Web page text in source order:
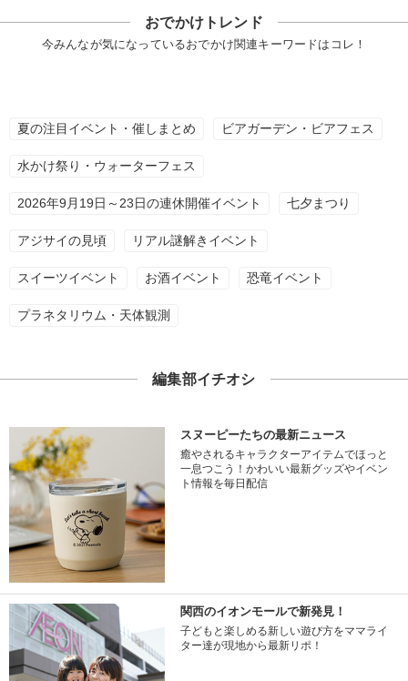
おでかけトレンド
今みんなが気になっているおでかけ関連キーワードはコレ！
夏の注目イベント・催しまとめ ビアガーデン・ビアフェス
水かけ祭り・ウォーターフェス
2026年9月19日～23日の連休開催イベント 七夕まつり
アジサイの見頃 リアル謎解きイベント
スイーツイベント お酒イベント 恐竜イベント
プラネタリウム・天体観測
編集部イチオシ
スヌーピーたちの最新ニュース
癒やされるキャラクターアイテムでほっと
一息つこう！かわいい最新グッズやイベン
ト情報を毎日配信
関西のイオンモールで新発見！
子どもと楽しめる新しい遊び方をママライ
ター達が現地から最新リポ！